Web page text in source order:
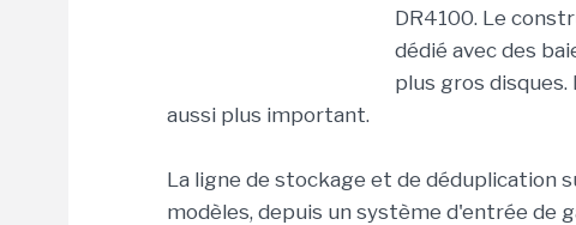
DR4100. Le
dédié avec des
plus gros
aussi plus important.
La ligne de stockage et de déduplication
modèles, depuis un système d'entrée de